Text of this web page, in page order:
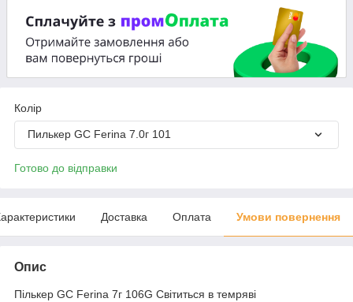
Колір
Пилькер GC Ferina 7.0г 101
Готово до відправки
Доставка Оплата Умови повернення
Опис
Пількер GC Ferina 7г 106G Світиться в темряві